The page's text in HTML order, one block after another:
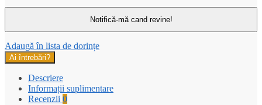
Adaugă în lista de dorințe
Ai întrebări?
Descriere
Informații suplimentare
Recenzii 0